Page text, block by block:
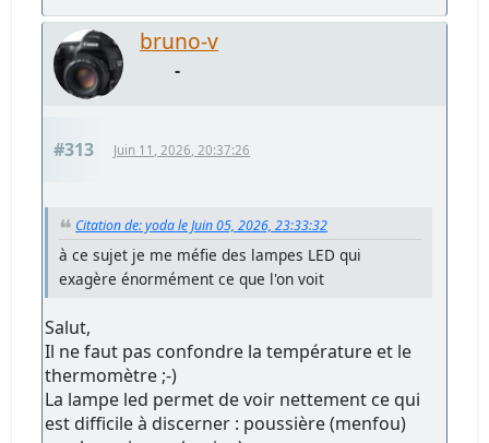
bruno-v
-
#313 Juin 11, 2026, 20:37:26
Citation de: yoda le Juin 05, 2026, 23:33:32
à ce sujet je me méfie des lampes LED qui
exagère énormément ce que l'on voit
Salut,
Il ne faut pas confondre la température et le
thermomètre ;-)
La lampe led permet de voir nettement ce qui
est difficile à discerner : poussière (menfou)